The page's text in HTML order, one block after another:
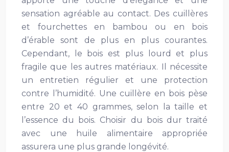
sensation agréable au contact. Des cuillères
et fourchettes en bambou ou en bois
d’érable sont de plus en plus courantes.
Cependant, le bois est plus lourd et plus
fragile que les autres matériaux. Il nécessite
un entretien régulier et une protection
contre l’humidité. Une cuillère en bois pèse
entre 20 et 40 grammes, selon la taille et
l’essence du bois. Choisir du bois dur traité
avec une huile alimentaire appropriée
assurera une plus grande longévité.